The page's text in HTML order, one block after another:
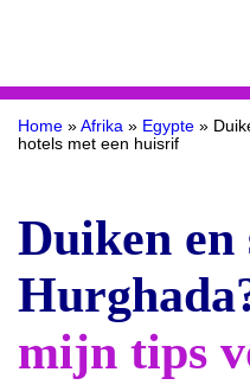
Home » Afrika » Egypte »
hotels met een huisrif
Duiken
mijn tips